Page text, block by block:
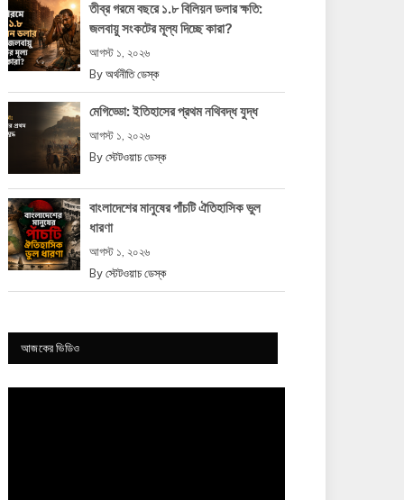
তীব্র গরমে বছরে ১.৮ বিলিয়ন ডলার ক্ষতি:
জলবায়ু সংকটের মূল্য দিচ্ছে কারা?
আগস্ট ১, ২০২৬
By অর্থনীতি ডেস্ক
মেগিড্ডো: ইতিহাসের প্রথম নথিবদ্ধ যুদ্ধ
আগস্ট ১, ২০২৬
By স্টেটওয়াচ ডেস্ক
বাংলাদেশের মানুষের পাঁচটি ঐতিহাসিক ভুল
ধারণা
আগস্ট ১, ২০২৬
By স্টেটওয়াচ ডেস্ক
আজকের ভিডিও